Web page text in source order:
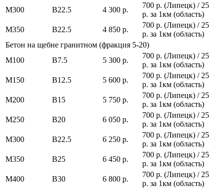
М300
В22.5 4 300 р.
700 р. (Липецк) / 25
р. за 1км (область)
М350
В22.5 4 850 р.
700 р. (Липецк) / 25
р. за 1км (область)
Бетон на щебне гранитном (фракция 5-20)
М100
В7.5 5 300 р.
700 р. (Липецк) / 25
р. за 1км (область)
М150
В12.5 5 600 р.
700 р. (Липецк) / 25
р. за 1км (область)
М200
В15 5 750 р.
700 р. (Липецк) / 25
р. за 1км (область)
М250
В20 6 050 р.
700 р. (Липецк) / 25
р. за 1км (область)
М300
В22.5 6 250 р.
700 р. (Липецк) / 25
р. за 1км (область)
М350
В25 6 450 р.
700 р. (Липецк) / 25
р. за 1км (область)
М400
В30 6 800 р.
700 р. (Липецк) / 25
р. за 1км (область)